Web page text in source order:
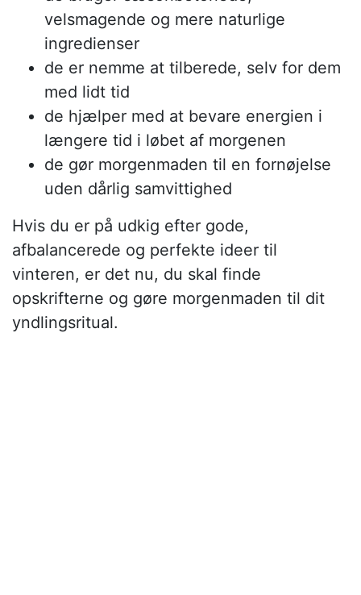
velsmagende og mere naturlige
ingredienser
de er nemme at tilberede, selv for dem
med lidt tid
de hjælper med at bevare energien i
længere tid i løbet af morgenen
de gør morgenmaden til en fornøjelse
uden dårlig samvittighed
Hvis du er på udkig efter gode,
afbalancerede og perfekte ideer til
vinteren, er det nu, du skal finde
opskrifterne og gøre morgenmaden til dit
yndlingsritual.